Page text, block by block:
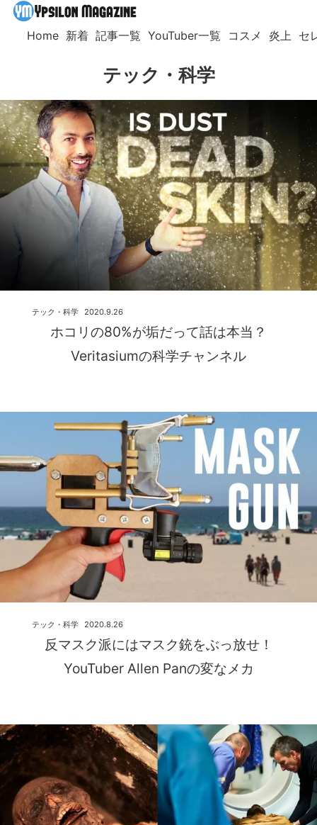
Home 新着 記事一覧 YouTuber一覧 コスメ 炎上 セ
テック・科学
ホコリの80%が垢だって話は本当？
Veritasiumの科学チャンネル
2020.9.26
テック・科学
反マスク派にはマスク銃をぶっ放せ！
YouTuber Allen Panの変なメカ
2020.8.26
テック・科学